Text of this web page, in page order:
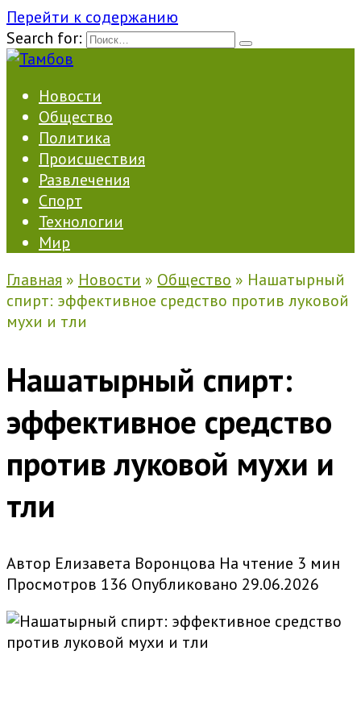
Перейти к содержанию
Search for:
Новости
Общество
Политика
Происшествия
Развлечения
Спорт
Технологии
Мир
Главная » Новости » Общество » Нашатырный
спирт: эффективное средство против луковой
мухи и тли
Нашатырный спирт:
эффективное средство
против луковой мухи и
тли
Автор Елизавета Воронцова На чтение 3 мин
Просмотров 136 Опубликовано 29.06.2026